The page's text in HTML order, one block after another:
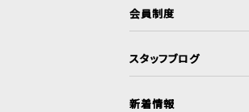
会員制度
スタッフブログ
新着情報